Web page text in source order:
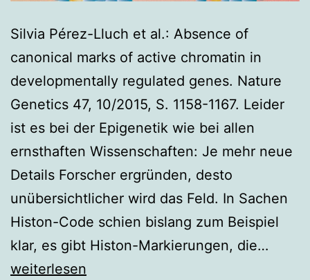
Silvia Pérez-Lluch et al.: Absence of
canonical marks of active chromatin in
developmentally regulated genes. Nature
Genetics 47, 10/2015, S. 1158-1167. Leider
ist es bei der Epigenetik wie bei allen
ernsthaften Wissenschaften: Je mehr neue
Details Forscher ergründen, desto
unübersichtlicher wird das Feld. In Sachen
Histon-Code schien bislang zum Beispiel
klar, es gibt Histon-Markierungen, die…
weiterlesen